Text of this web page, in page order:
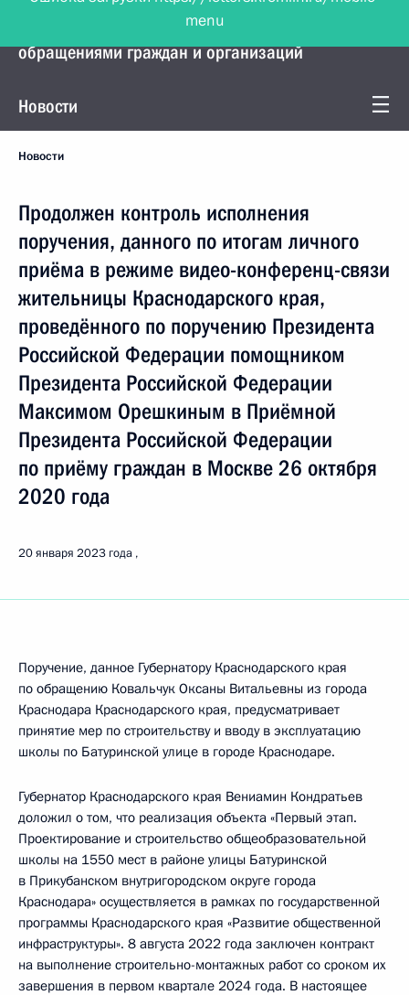
Управление Президента по работе с
обращениями граждан и организаций
Новости
Новости
Продолжен контроль исполнения
поручения, данного по итогам личного
приёма в режиме видео-конференц-связи
жительницы Краснодарского края,
проведённого по поручению Президента
Российской Федерации помощником
Президента Российской Федерации
Максимом Орешкиным в Приёмной
Президента Российской Федерации
по приёму граждан в Москве 26 октября
2020 года
20 января 2023 года
Поручение, данное Губернатору Краснодарского края
по обращению Ковальчук Оксаны Витальевны из города
Краснодара Краснодарского края, предусматривает
принятие мер по строительству и вводу в эксплуатацию
школы по Батуринской улице в городе Краснодаре.
Губернатор Краснодарского края Вениамин Кондратьев
доложил о том, что реализация объекта «Первый этап.
Проектирование и строительство общеобразовательной
школы на 1550 мест в районе улицы Батуринской
в Прикубанском внутригородском округе города
Краснодара» осуществляется в рамках по государственной
программы Краснодарского края «Развитие общественной
инфраструктуры». 8 августа 2022 года заключен контракт
на выполнение строительно-монтажных работ со сроком их
завершения в первом квартале 2024 года. В настоящее
menu